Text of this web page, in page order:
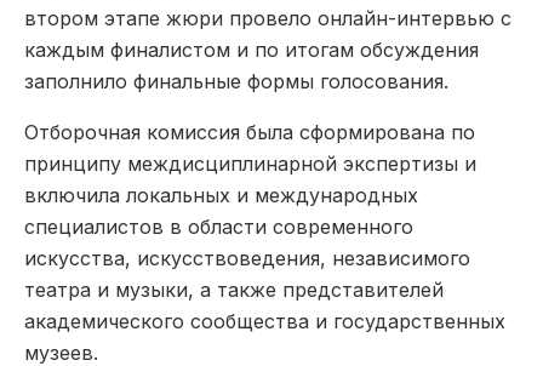
втором этапе жюри провело онлайн-интервью с
каждым финалистом и по итогам обсуждения
заполнило финальные формы голосования.
Отборочная комиссия была сформирована по
принципу междисциплинарной экспертизы и
включила локальных и международных
специалистов в области современного
искусства, искусствоведения, независимого
театра и музыки, а также представителей
академического сообщества и государственных
музеев.